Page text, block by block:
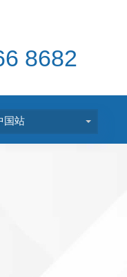
8682
国站